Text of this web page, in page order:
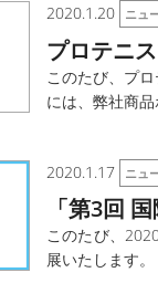
2020.1.20 ニュ
プロテニ
このたび、プ
には、弊社商
2020.1.17 ニュ
「第3回
このたび、
展いたします